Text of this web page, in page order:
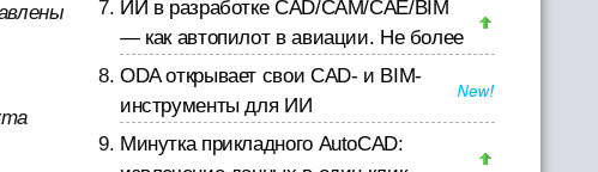
ИИ в разработке CAD/CAM/CAE/BIM
— как автопилот в авиации. Не более
ODA открывает свои CAD- и BIM-
инструменты для ИИ
Минутка прикладного AutoCAD: